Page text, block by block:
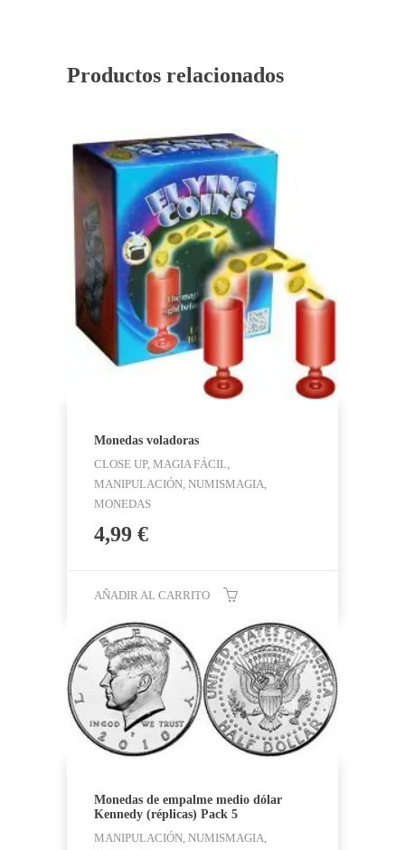
Productos relacionados
Monedas voladoras
CLOSE UP, MAGIA FÁCIL,
MANIPULACIÓN, NUMISMAGIA,
MONEDAS
4,99 €
AÑADIR AL CARRITO
Monedas de empalme medio dólar
Kennedy (réplicas) Pack 5
MANIPULACIÓN, NUMISMAGIA,